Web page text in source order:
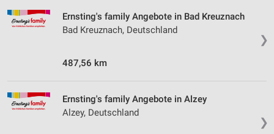
❯
Ernsting's family Angebote in Bad Kreuznach
Bad Kreuznach, Deutschland
487,56 km
❯
Ernsting's family Angebote in Alzey
Alzey, Deutschland